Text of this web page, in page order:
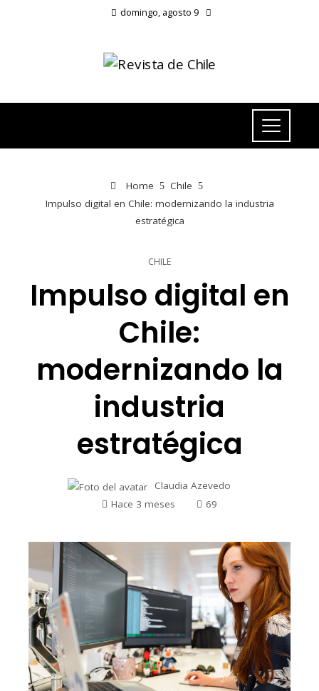
domingo, agosto 9
Home
Chile
Impulso digital en Chile: modernizando la industria
estratégica
CHILE
Impulso digital en
Chile:
modernizando la
industria
estratégica
Claudia Azevedo
Hace 3 meses
69